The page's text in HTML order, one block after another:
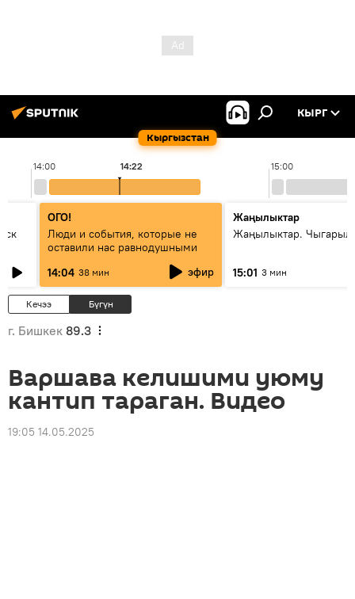
Кыргызстан
КЫРГ
14:00 15:00
14:22
ОГО!
Люди и события, которые не
оставили нас равнодушными
14:04 38 мин эфир
Жаңылыктар
Жаңылыктар.
15:01 3 мин
Кечээ Бүгүн
г. Бишкек 89.3
Варшава келишими уюму
кантип тараган. Видео
19:05 14.05.2025